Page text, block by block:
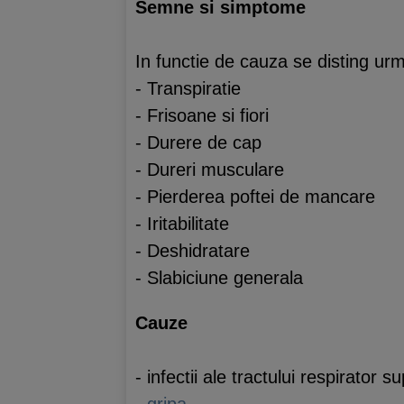
Semne si simptome
In functie de cauza se disting
- Transpiratie
- Frisoane si fiori
- Durere de cap
- Dureri musculare
- Pierderea poftei de mancare
- Iritabilitate
- Deshidratare
- Slabiciune generala
Cauze
- infectii ale tractului respirator